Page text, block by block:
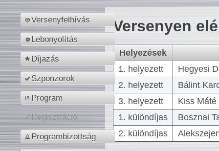
Versenyfelhívás
Lebonyolítás
Díjazás
Szponzorok
Program
Regisztráció
Programbizottság
Versenyen
Helyezések
1. helyezett
Hegyesi
2. helyezett
Bálint
3. helyezett
Kiss
1. különdíjas
Bosznai
2. különdíjas